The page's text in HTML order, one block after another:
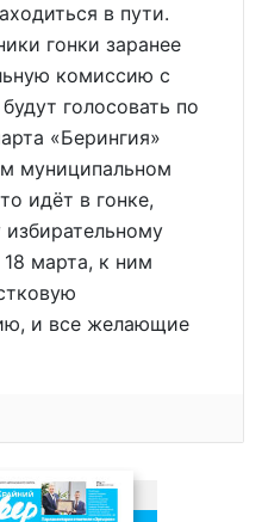
в пути.
гонки заранее
комиссию с
голосовать по
«Берингия»
муниципальном
идёт в гонке,
18 марта, к ним
и все желающие